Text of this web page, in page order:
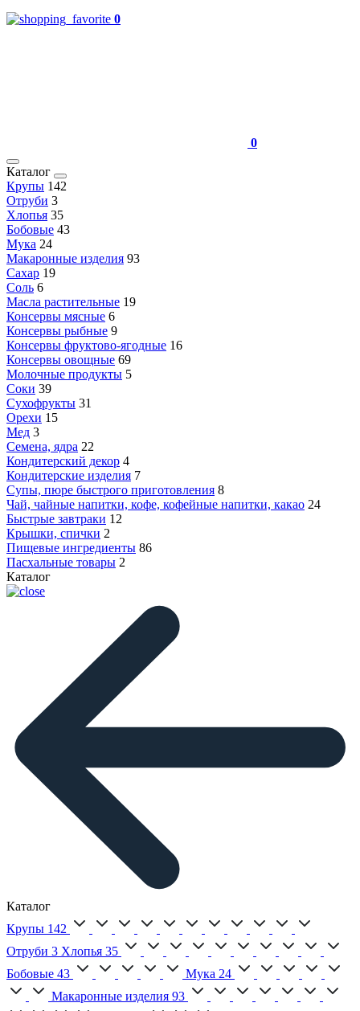
0
0
Каталог
Крупы 142
Отруби 3
Хлопья 35
Бобовые 43
Мука 24
Макаронные изделия 93
Сахар 19
Соль 6
Масла растительные 19
Консервы мясные 6
Консервы рыбные 9
Консервы фруктово-ягодные 16
Консервы овощные 69
Молочные продукты 5
Соки 39
Сухофрукты 31
Орехи 15
Мед 3
Семена, ядра 22
Кондитерский декор 4
Кондитерские изделия 7
Супы, пюре быстрого приготовления 8
Чай, чайные напитки, кофе, кофейные напитки, какао 24
Быстрые завтраки 12
Крышки, спички 2
Пищевые ингредиенты 86
Пасхальные товары 2
Каталог
Каталог
Крупы 142
Отруби 3 Хлопья 35
Бобовые 43 Мука 24
Макаронные изделия 93